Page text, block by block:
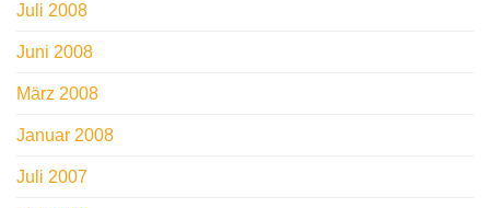
Juli 2008
Juni 2008
März 2008
Januar 2008
Juli 2007